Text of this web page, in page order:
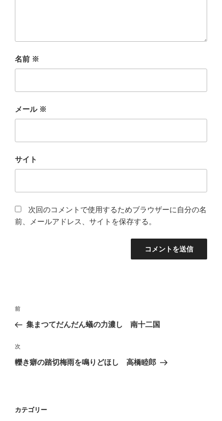
名前 ※
メール ※
サイト
次回のコメントで使用するためブラウザーに自分の名
前、メールアドレス、サイトを保存する。
投
ナ
ビ
ゲ
ン
前
の
稿
前
集まつてだんだん蟻の力濃し 南十二国
次
の
次
轢き癖の踏切梅雨を鳴りどほし 高橋睦郎
カテゴリー